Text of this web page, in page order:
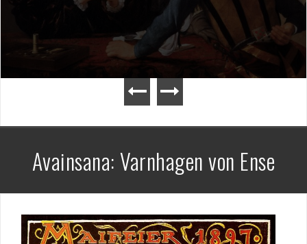
Avainsana:Varnhagen von Ense